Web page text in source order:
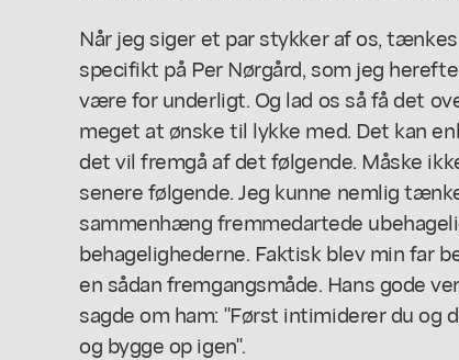
Når jeg siger et par stykker af os,
specifikt på Per Nørgård, som jeg
være for underligt. Og lad os så få det
meget at ønske til lykke med. Det kan
det vil fremgå af det følgende. Måske
senere følgende. Jeg kunne nemlig
sammenhæng fremmedartede
behagelighederne. Faktisk blev min far
en sådan fremgangsmåde. Hans gode
sagde om ham: "Først intimiderer du og
og bygge op igen".